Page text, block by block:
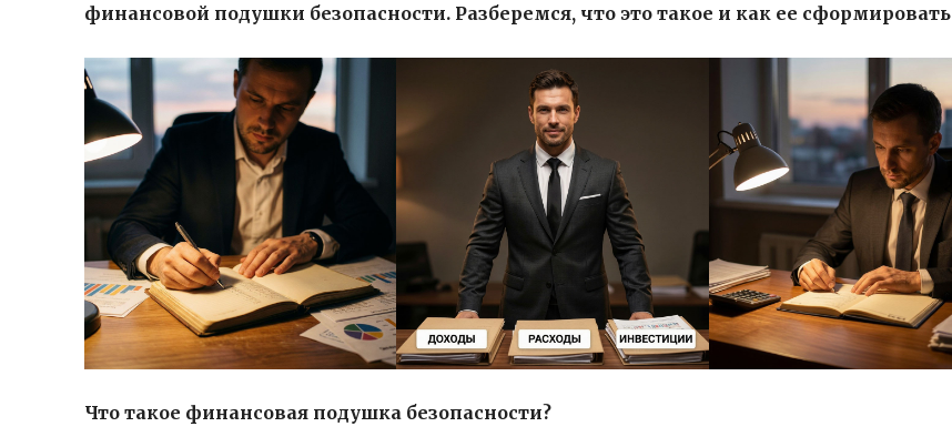
финансовой подушки безопасности. Разберемся, что это такое и как ее сформировать
Что такое финансовая подушка безопасности?